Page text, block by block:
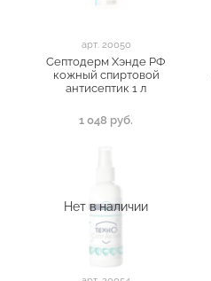
арт. 20050
Септодерм Хэнде РФ
кожный спиртовой
антисептик 1 л
1 048 руб.
Нет в наличии